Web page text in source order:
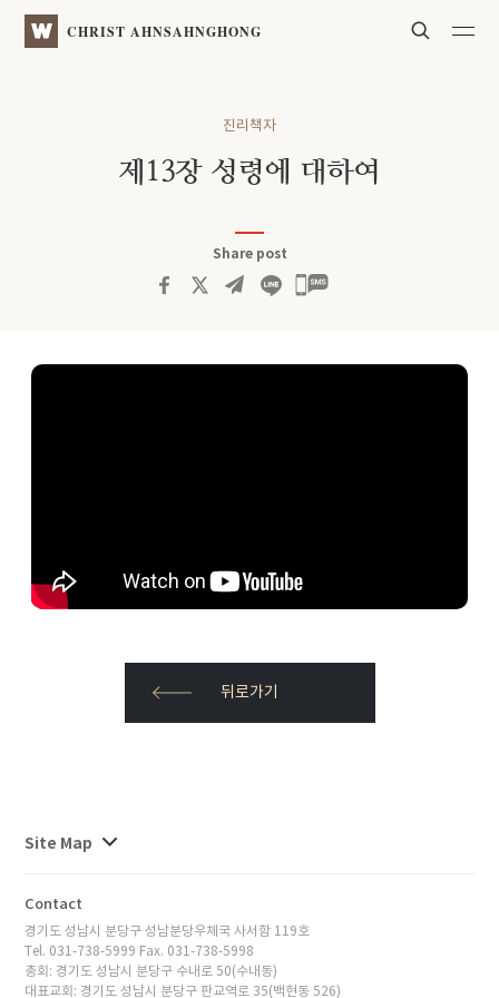
WATVCHRIST AHNSAHNGHONG Search
진리책자
제13장 성령에 대하여
Share post
뒤로가기
Site Map 사이트맵
Contact
경기도 성남시 분당구 성남분당우체국 사서함 119호
Tel. 031-738-5999 Fax. 031-738-5998
총회: 경기도 성남시 분당구 수내로 50(수내동)
대표교회: 경기도 성남시 분당구 판교역로 35(백현동 526)